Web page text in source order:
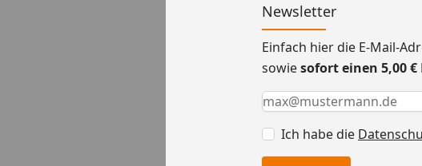
Newsletter
Einfach hier die E-Mail-
sowiesofort einen 5,00
Keine Eingabe erforderlich
Eingabe erforderlich
E-Mail *
Ich habe die